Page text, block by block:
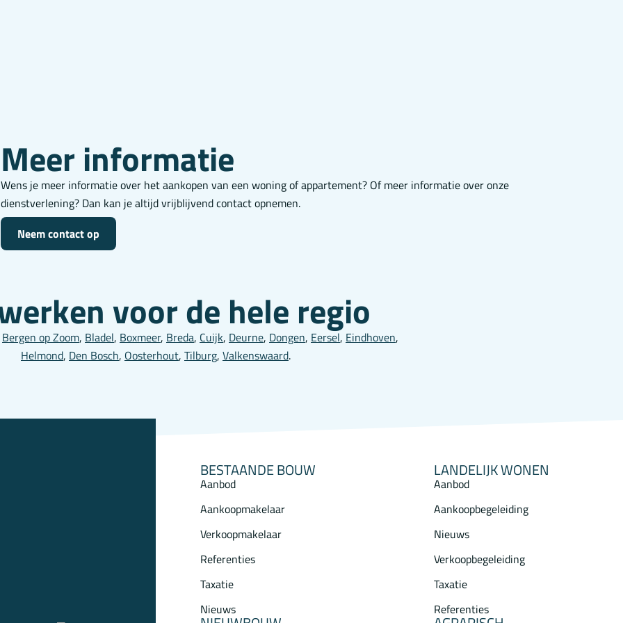
Meer informatie
Wens je meer informatie over het aankopen van een woning of appartement? Of meer informatie over onze
dienstverlening? Dan kan je altijd vrijblijvend contact opnemen.
Neem contact op
voor de hele regio
Bergen op Zoom, Bladel, Boxmeer, Breda, Cuijk, Deurne, Dongen, Eersel, Eindhoven,
Helmond, Den Bosch, Oosterhout, Tilburg, Valkenswaard.
BESTAANDE BOUW
Aanbod
Aankoopmakelaar
Verkoopmakelaar
Referenties
Taxatie
Nieuws
LANDELIJK WONEN
Aanbod
Aankoopbegeleiding
Nieuws
Verkoopbegeleiding
Taxatie
Referenties